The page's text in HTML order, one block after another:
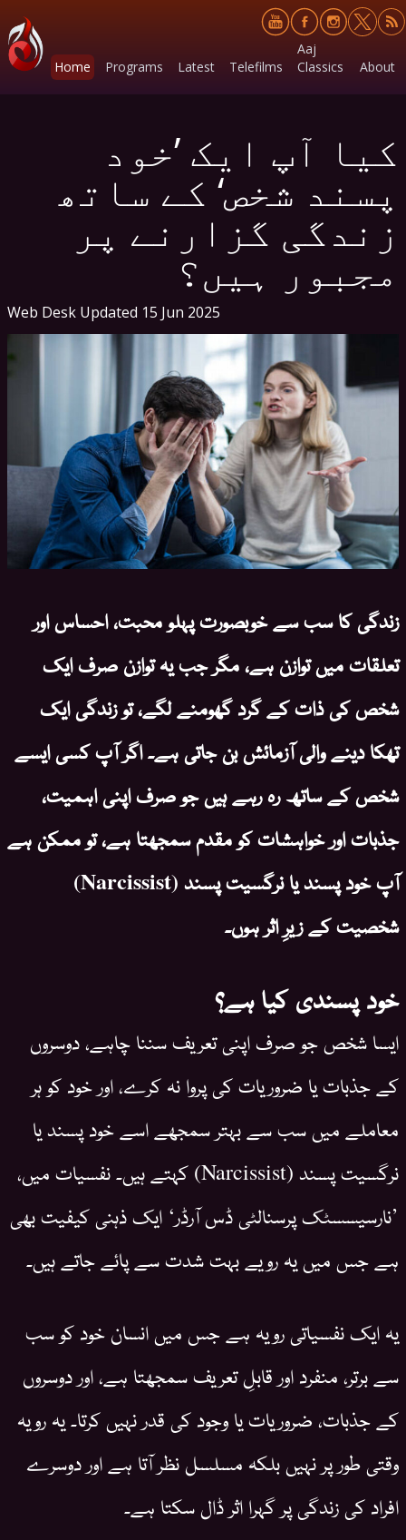
Home Programs Latest Telefilms
Aaj
Classics
About
کیا آپ ایک ’خود
پسند شخص‘ کے ساتھ
زندگی گزارنے پر
مجبور ہیں؟
Web Desk Updated 15 Jun 2025
زندگی کا سب سے خوبصورت پہلو محبت، احساس اور
تعلقات میں توازن ہے، مگر جب یہ توازن صرف ایک
شخص کی ذات کے گرد گھومنے لگے، تو زندگی ایک
تھکا دینے والی آزمائش بن جاتی ہے۔ اگر آپ کسی ایسے
شخص کے ساتھ رہ رہے ہیں جو صرف اپنی اہمیت،
جذبات اور خواہشات کو مقدم سمجھتا ہے، تو ممکن ہے
آپ خود پسند یا نرگسیت پسند (Narcissist)
شخصیت کے زیرِ اثر ہوں۔
خود پسندی کیا ہے؟
ایسا شخص جو صرف اپنی تعریف سننا چاہے، دوسروں
کے جذبات یا ضروریات کی پروا نہ کرے، اور خود کو ہر
معاملے میں سب سے بہتر سمجھے اسے خود پسند یا
نرگسیت پسند (Narcissist) کہتے ہیں۔ نفسیات میں،
’نارسیسسٹک پرسنالٹی ڈس آرڈر‘ ایک ذہنی کیفیت بھی
ہے جس میں یہ رویے بہت شدت سے پائے جاتے ہیں۔
یہ ایک نفسیاتی رویہ ہے جس میں انسان خود کو سب
سے برتر، منفرد اور قابلِ تعریف سمجھتا ہے، اور دوسروں
کے جذبات، ضروریات یا وجود کی قدر نہیں کرتا۔ یہ رویہ
وقتی طور پر نہیں بلکہ مسلسل نظر آتا ہے اور دوسرے
افراد کی زندگی پر گہرا اثر ڈال سکتا ہے۔